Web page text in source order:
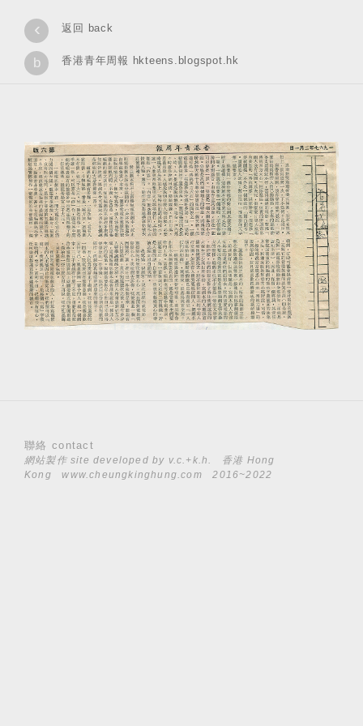
‹ 返回 back
b 香港青年周報 hkteens.blogspot.hk
聯絡 contact
網站製作 site developed by v.c.+k.h.
香港 Hong
Kongwww.cheungkinghung.com 2016~2022